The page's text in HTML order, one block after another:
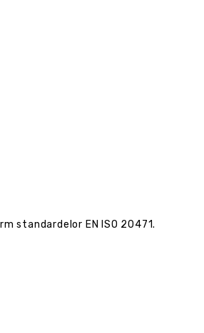
standardelor EN ISO 20471.